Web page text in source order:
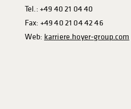
Tel.: +49 40 21 04 40
Fax: +49 40 21 04 42 46
Web: karriere.hoyer-group.com